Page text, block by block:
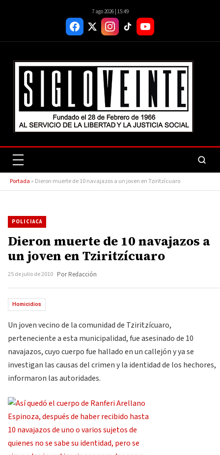
7 ago 2026 | 15:49
Portada » Dieron muerte de 10 navajazos a un joven en Tziritzícuaro
POLICIACA
Dieron muerte de 10 navajazos a
un joven en Tziritzícuaro
25 de julio de 2010 Por Redacción
Homicidios
Un joven vecino de la comunidad de Tziritzícuaro,
perteneciente a esta municipalidad, fue asesinado de 10
navajazos, cuyo cuerpo fue hallado en un callejón y ya se
investigan las causas del crimen y la identidad de los hechores,
informaron las autoridades.